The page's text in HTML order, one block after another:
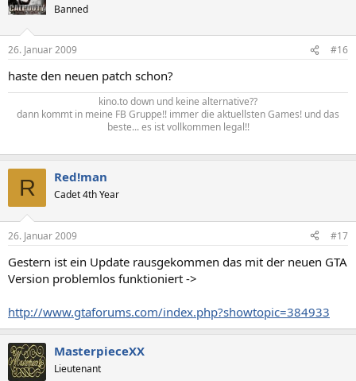
Banned
26. Januar 2009 #16
haste den neuen patch schon?
kino.to down und keine alternative??
dann kommt in meine FB Gruppe!! immer die aktuellsten Games! und das
beste... es ist vollkommen legal!!
R Red!man
Cadet 4th Year
26. Januar 2009 #17
Gestern ist ein Update rausgekommen das mit der neuen GTA
Version problemlos funktioniert ->
http://www.gtaforums.com/index.php?showtopic=384933
MasterpieceXX
Lieutenant